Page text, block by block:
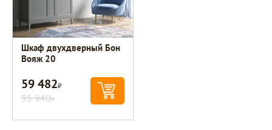
Шкаф двухдверный Бон
Вояж 20
59 482Р
95 940Р